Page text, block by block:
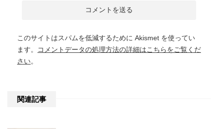
このサイトはスパムを低減するために Akismet を使ってい
ます。
コメントデータの処理方法の詳細はこちらをご覧くだ
さい。
関連記事